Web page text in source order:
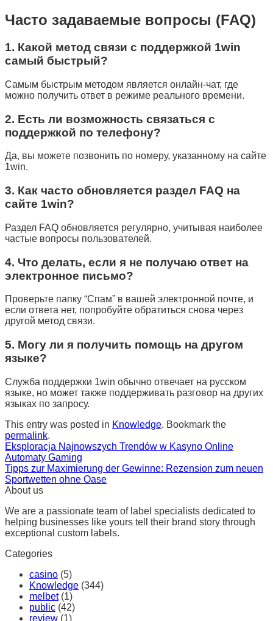
Часто задаваемые вопросы (FAQ)
1. Какой метод связи с поддержкой 1win
самый быстрый?
Самым быстрым методом является онлайн-чат, где
можно получить ответ в режиме реального времени.
2. Есть ли возможность связаться с
поддержкой по телефону?
Да, вы можете позвонить по номеру, указанному на сайте
1win.
3. Как часто обновляется раздел FAQ на
сайте 1win?
Раздел FAQ обновляется регулярно, учитывая наиболее
частые вопросы пользователей.
4. Что делать, если я не получаю ответ на
электронное письмо?
Проверьте папку “Спам” в вашей электронной почте, и
если ответа нет, попробуйте обратиться снова через
другой метод связи.
5. Могу ли я получить помощь на другом
языке?
Служба поддержки 1win обычно отвечает на русском
языке, но может также поддерживать разговор на других
языках по запросу.
This entry was posted in Knowledge. Bookmark the
permalink.
Eksploracja Najnowszych Trendów w Kasyno Online
Automaty Gaming
Tipps zur Maximierung der Gewinne: Rezension zum neuen
Sportwetten ohne Oase
About us
We are a passionate team of label specialists dedicated to
helping businesses like yours tell their brand story through
exceptional custom labels.
Categories
casino (5)
Knowledge (344)
melbet(1)
public (42)
review (1)